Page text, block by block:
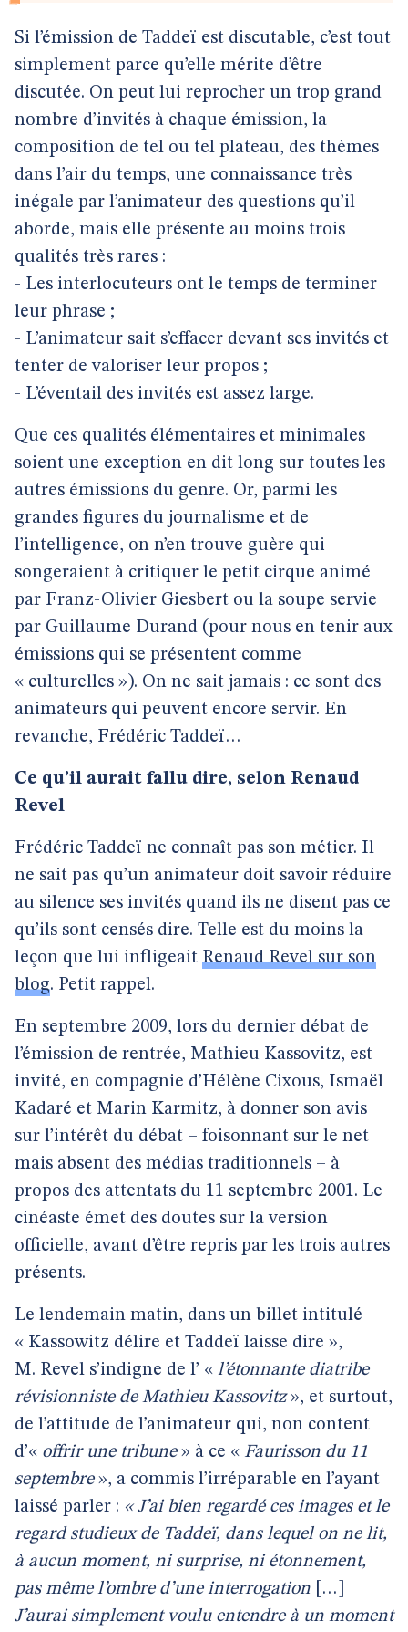
Si l’émission de Taddeï est discutable, c’est tout
simplement parce qu’elle mérite d’être
discutée. On peut lui reprocher un trop grand
nombre d’invités à chaque émission, la
composition de tel ou tel plateau, des thèmes
dans l’air du temps, une connaissance très
inégale par l’animateur des questions qu’il
aborde, mais elle présente au moins trois
qualités très rares :
- Les interlocuteurs ont le temps de terminer
leur phrase ;
- L’animateur sait s’effacer devant ses invités et
tenter de valoriser leur propos ;
- L’éventail des invités est assez large.
Que ces qualités élémentaires et minimales
soient une exception en dit long sur toutes les
autres émissions du genre. Or, parmi les
grandes figures du journalisme et de
l’intelligence, on n’en trouve guère qui
songeraient à critiquer le petit cirque animé
par Franz-Olivier Giesbert ou la soupe servie
par Guillaume Durand (pour nous en tenir aux
émissions qui se présentent comme
« culturelles »). On ne sait jamais : ce sont des
animateurs qui peuvent encore servir. En
revanche, Frédéric Taddeï…
Ce qu’il aurait fallu dire, selon Renaud
Revel
Frédéric Taddeï ne connaît pas son métier. Il
ne sait pas qu’un animateur doit savoir réduire
au silence ses invités quand ils ne disent pas ce
qu’ils sont censés dire. Telle est du moins la
leçon que lui infligeait Renaud Revel sur son
blog. Petit rappel.
En septembre 2009, lors du dernier débat de
l’émission de rentrée, Mathieu Kassovitz, est
invité, en compagnie d’Hélène Cixous, Ismaël
Kadaré et Marin Karmitz, à donner son avis
sur l’intérêt du débat – foisonnant sur le net
mais absent des médias traditionnels – à
propos des attentats du 11 septembre 2001. Le
cinéaste émet des doutes sur la version
officielle, avant d’être repris par les trois autres
présents.
Le lendemain matin, dans un billet intitulé
« Kassowitz délire et Taddeï laisse dire »,
M. Revel s’indigne de l’ « l’étonnante diatribe
révisionniste de Mathieu Kassovitz», et surtout,
de l’attitude de l’animateur qui, non content
d’« offrir une tribune» à ce « Faurisson du 11
septembre», a commis l’irréparable en l’ayant
laissé parler : « J’ai bien regardé ces images et le
regard studieux de Taddeï, dans lequel on ne lit,
à aucun moment, ni surprise, ni étonnement,
pas même l’ombre d’une interrogation […]
J’aurai simplement voulu entendre à un moment